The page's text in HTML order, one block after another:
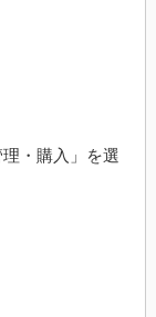
・購入」を選